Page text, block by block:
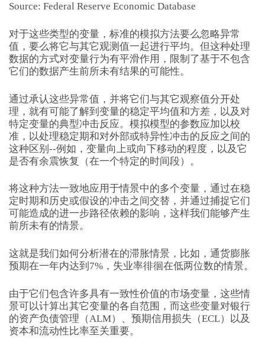
Source: Federal Reserve Economic Database
对于这些类型的变量，标准的模拟方法要么忽略异常
值，要么将它与其它观测值一起进行平均。但这种处理
数据的方式对变量行为有平滑作用，限制了基于不包含
它们的数据产生前所未有结果的可能性。
通过承认这些异常值，并将它们与其它观察值分开处
理，就有可能了解到变量的稳定平均值和方差，以及对
特定变量的典型冲击反应。模拟模型的参数应加以校
准，以处理稳定期和对外部或特异性冲击的反应之间的
这种区别--例如，变量向上或向下移动的程度，以及它
是否有余震恢复（在一个特定的时间段）。
将这种方法一致地应用于情景中的多个变量，通过在稳
定时期和历史或假设的冲击之间交替，并通过捕捉它们
可能造成的进一步路径依赖的影响，这样我们能够产生
前所未有的情景。
这就是我们如何分析潜在的滞胀情景，比如，通货膨胀
预期在一年内达到7%，失业率徘徊在低两位数的情景。
由于它们包含许多具有一致性价值的市场变量，这些情
景可以计算出其它变量的各自范围，而这些变量对银行
的资产负债管理（ALM）、预期信用损失（ECL）以及
资本和流动性比率至关重要。